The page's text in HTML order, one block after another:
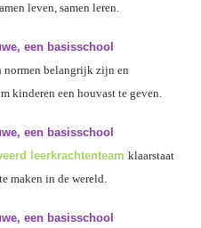
leven, samen leren.
een basisschool
normen belangrijk zijn en
kinderen een houvast te geven.
een basisschool
leerkrachtenteam klaarstaat
maken in de wereld.
een basisschool